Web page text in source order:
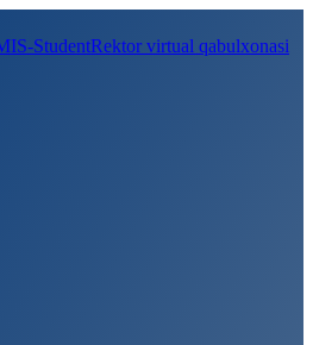
StudentRektor virtual qabulxonasi